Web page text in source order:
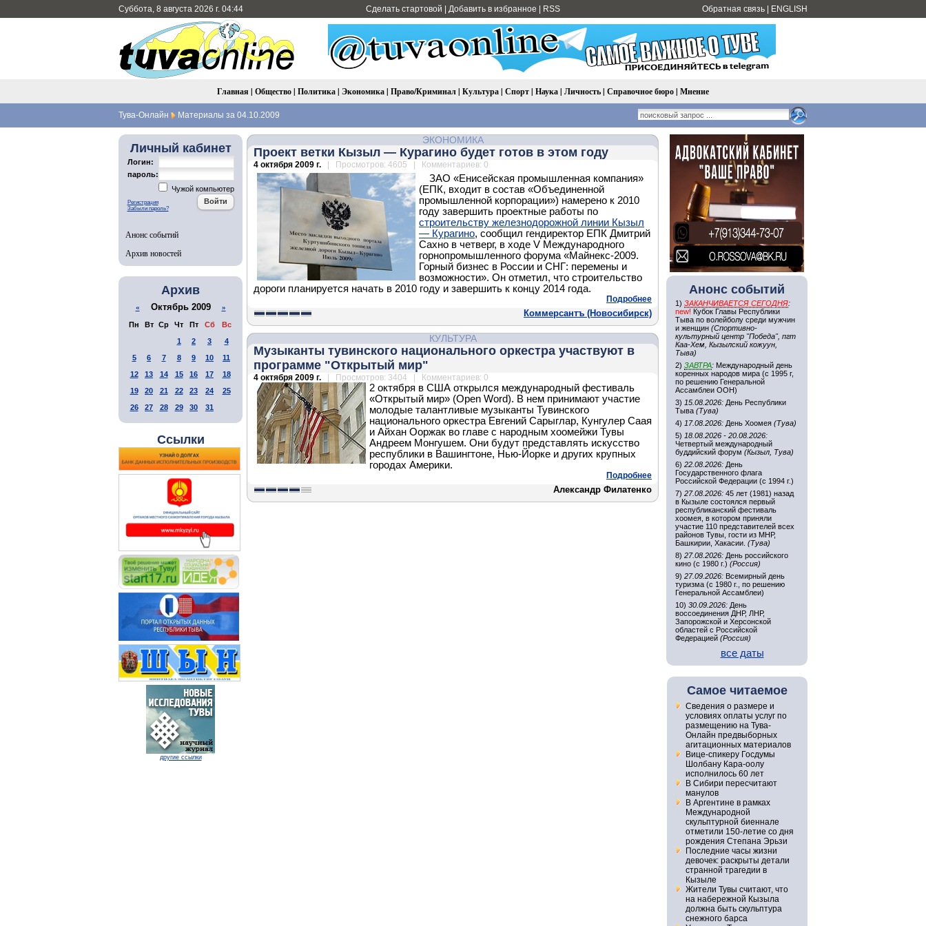
Суббота, 8 августа 2026 г. 04:44 Сделать стартовой Добавить в избранное RSS Обратная связь ENGLISH
Главная | Общество| Политика| Экономика| Право/Криминал| Культура| Спорт| Наука| Личность| Справочное бюро| Мнение
Тува-Онлайн Материалы за 04.10.2009
Личный кабинет
Логин:
пароль:
Чужой компьютер
Регистрация
Забыли пароль?
Анонс событий
Архив новостей
Архив
« Октябрь 2009 »
Пн Вт Ср Чт Пт Сб
Вс
1
2 3
4
5
6 7 8 9 10
11
12
13 14 15 16 17
18
19
20 21 22 23 24
25
26
27 28 29 30 31
Ссылки
другие ссылки
ЭКОНОМИКА
Проект ветки Кызыл — Курагино будет готов в этом году
4 октября 2009 г. | Просмотров: 4605 | Комментариев: 0
ЗАО «Енисейская промышленная компания»
(ЕПК, входит в состав «Объединенной
промышленной корпорации») намерено к 2010
году завершить проектные работы по
строительству железнодорожной линии Кызыл
— Курагино, сообщил гендиректор ЕПК Дмитрий
Сахно в четверг, в ходе V Международного
горнопромышленного форума «Майнекс-2009.
Горный бизнес в России и СНГ: перемены и
возможности». Он отметил, что строительство
дороги планируется начать в 2010 году и завершить к концу 2014 года.
Подробнее
Коммерсантъ (Новосибирск)
КУЛЬТУРА
Музыканты тувинского национального оркестра участвуют в
программе "Открытый мир"
4 октября 2009 г. | Просмотров: 3404 | Комментариев: 0
2 октября в США открылся международный фестиваль
«Открытый мир» (Open Word). В нем принимают участие
молодые талантливые музыканты Тувинского
национального оркестра Евгений Сарыглар, Кунгулер Саая
и Айхан Ооржак во главе с народным хоомейжи Тувы
Андреем Монгушем. Они будут представлять искусство
республики в Вашингтоне, Нью-Йорке и других крупных
городах Америки.
Подробнее
Александр Филатенко
Анонс событий
1) ЗАКАНЧИВАЕТСЯ СЕГОДНЯ:
new! Кубок Главы Республики
Тыва по волейболу среди мужчин
и женщин (Спортивно-
культурный центр "Победа", пгт
Каа-Хем, Кызылский кожуун,
Тыва)
2) ЗАВТРА: Международный день
коренных народов мира (с 1995 г,
по решению Генеральной
Ассамблеи ООН)
3) 15.08.2026: День Республики
Тыва (Тува)
4) 17.08.2026: День Хоомея (Тува)
5) 18.08.2026 - 20.08.2026:
Четвертый международный
буддийский форум (Кызыл, Тува)
6) 22.08.2026: День
Государственного флага
Российской Федерации (с 1994 г.)
7) 27.08.2026: 45 лет (1981) назад
в Кызыле состоялся первый
республиканский фестиваль
хоомея, в котором приняли
участие 110 представителей всех
районов Тувы, гости из МНР,
Башкирии, Хакасии. (Тува)
8) 27.08.2026: День российского
кино (с 1980 г.) (Россия)
9) 27.09.2026: Всемирный день
туризма (с 1980 г., по решению
Генеральной Ассамблеи)
10) 30.09.2026: День
воссоединения ДНР, ЛНР,
Запорожской и Херсонской
областей с Российской
Федерацией (Россия)
все даты
Самое читаемое
Сведения о размере и
условиях оплаты услуг по
размещению на Тува-
Онлайн предвыборных
агитационных материалов
Вице-спикеру Госдумы
Шолбану Кара-оолу
исполнилось 60 лет
В Сибири пересчитают
манулов
В Аргентине в рамках
Международной
скульптурной биеннале
отметили 150-летие со дня
рождения Степана Эрьзи
Последние часы жизни
девочек: раскрыты детали
странной трагедии в
Кызыле
Жители Тувы считают, что
на набережной Кызыла
должна быть скульптура
снежного барса